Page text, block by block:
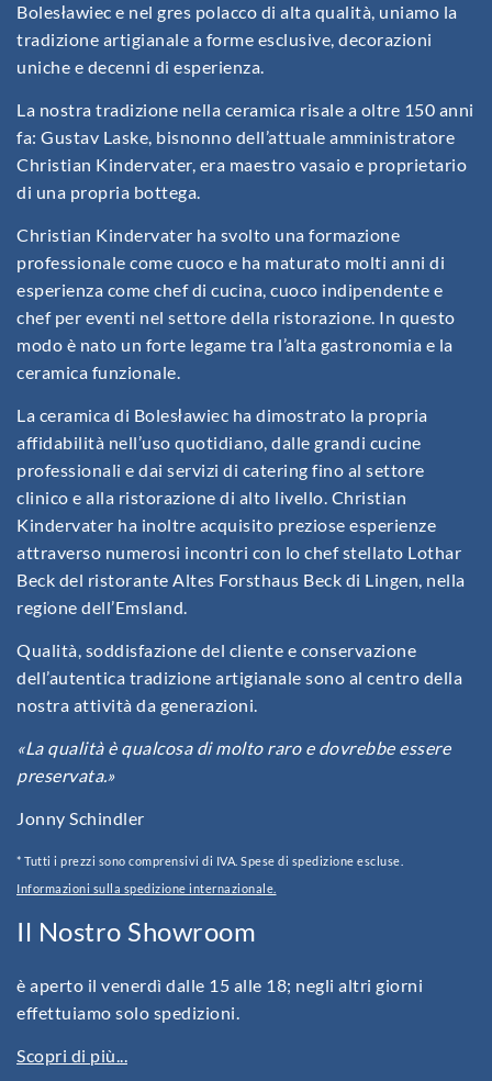
Bolesławiec e nel gres polacco di alta qualità, uniamo la
tradizione artigianale a forme esclusive, decorazioni
uniche e decenni di esperienza.
La nostra tradizione nella ceramica risale a oltre 150 anni
fa: Gustav Laske, bisnonno dell’attuale amministratore
Christian Kindervater, era maestro vasaio e proprietario
di una propria bottega.
Christian Kindervater ha svolto una formazione
professionale come cuoco e ha maturato molti anni di
esperienza come chef di cucina, cuoco indipendente e
chef per eventi nel settore della ristorazione. In questo
modo è nato un forte legame tra l’alta gastronomia e la
ceramica funzionale.
La ceramica di Bolesławiec ha dimostrato la propria
affidabilità nell’uso quotidiano, dalle grandi cucine
professionali e dai servizi di catering fino al settore
clinico e alla ristorazione di alto livello. Christian
Kindervater ha inoltre acquisito preziose esperienze
attraverso numerosi incontri con lo chef stellato Lothar
Beck del ristorante Altes Forsthaus Beck di Lingen, nella
regione dell’Emsland.
Qualità, soddisfazione del cliente e conservazione
dell’autentica tradizione artigianale sono al centro della
nostra attività da generazioni.
«La qualità è qualcosa di molto raro e dovrebbe essere
preservata.»
Jonny Schindler
* Tutti i prezzi sono comprensivi di IVA. Spese di spedizione escluse.
Informazioni sulla spedizione internazionale.
Il Nostro Showroom
è aperto il venerdì dalle 15 alle 18; negli altri giorni
effettuiamo solo spedizioni.
Scopri di più...